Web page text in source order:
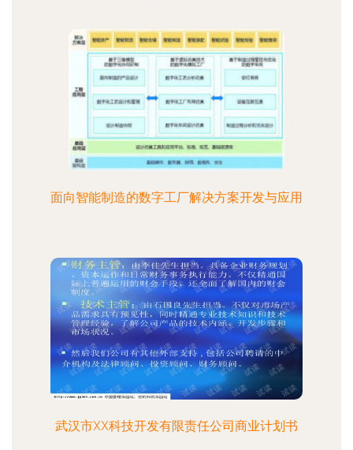
面向智能制造的数字工厂解决方案开发与应用
武汉市XX科技开发有限责任公司商业计划书